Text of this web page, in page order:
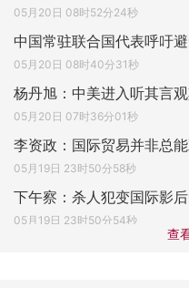
05月20日 08时52分24秒
中国常驻联合国代表呼吁
05月20日 08时40分31秒
杨丹旭：中美进入听其言
05月20日 07时36分01秒
李资政：国际贸易并非总
05月19日 23时50分58秒
下午察：杀人犯变国际影
05月19日 23时50分54秒
查